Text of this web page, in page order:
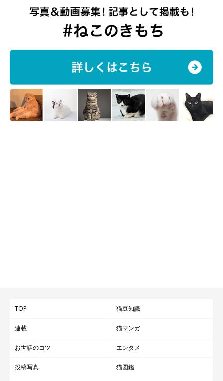
TOP 猫豆知識
連載 猫マンガ
お世話のコツ エンタメ
投稿写真 猫図鑑